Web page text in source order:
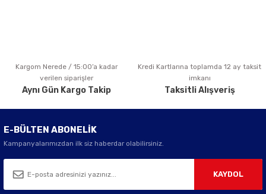
Gönder
Kargom Nerede / 15:00’a kadar
verilen siparişler
Aynı Gün Kargo Takip
Kredi Kartlarına toplamda 12 ay taksit
imkanı
Taksitli Alışveriş
E-BÜLTEN ABONELİK
Kampanyalarımızdan ilk siz haberdar olabilirsiniz.
KAYDOL